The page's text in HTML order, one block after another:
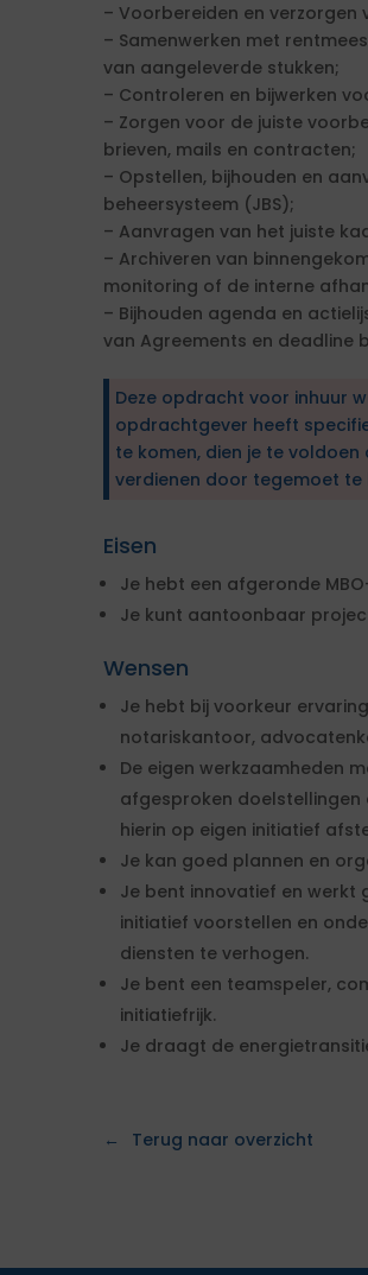
– Voorbereiden en verzorgen
– Samenwerken met
van aangeleverde stukken;
– Controleren en bijwerken
– Zorgen voor de juiste
brieven, mails en contracten;
– Opstellen, bijhouden en
beheersysteem (JBS);
– Aanvragen van het juiste
– Archiveren van
monitoring of de interne
– Bijhouden agenda en
van Agreements en deadline
Deze opdracht voor inhuur
opdrachtgever heeft
te komen, dien je te
verdienen door tegemoet te
Eisen
Je hebt een afgeronde
Je kunt aantoonbaar
Wensen
Je hebt bij voorkeur
notariskantoor,
De eigen werkzaamheden
afgesproken doelstellingen
hierin op eigen initiatief
Je kan goed plannen en
Je bent innovatief en
initiatief voorstellen en
diensten te verhogen.
Je bent een teamspeler,
initiatiefrijk.
Je draagt de
Terug naar overzicht